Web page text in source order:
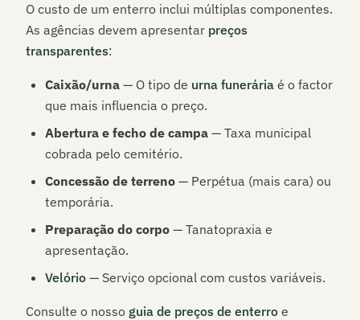
O custo de um enterro inclui múltiplas componentes.
As agências devem apresentar preços
transparentes:
Caixão/urna — O tipo de urna funerária é o factor
que mais influencia o preço.
Abertura e fecho de campa — Taxa municipal
cobrada pelo cemitério.
Concessão de terreno — Perpétua (mais cara) ou
temporária.
Preparação do corpo — Tanatopraxia e
apresentação.
Velório — Serviço opcional com custos variáveis.
Consulte o nosso guia de preços de enterro e